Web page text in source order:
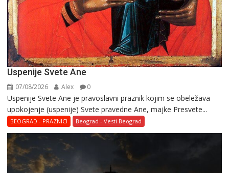
Uspenije Svete Ane
07/08/2026 Alex 0
Uspenije Svete Ane je pravoslavni praznik kojim se obeležava
upokojenje (uspenije) Svete pravedne Ane, majke Presvete...
BEOGRAD - PRAZNICI Beograd - Vesti Beograd